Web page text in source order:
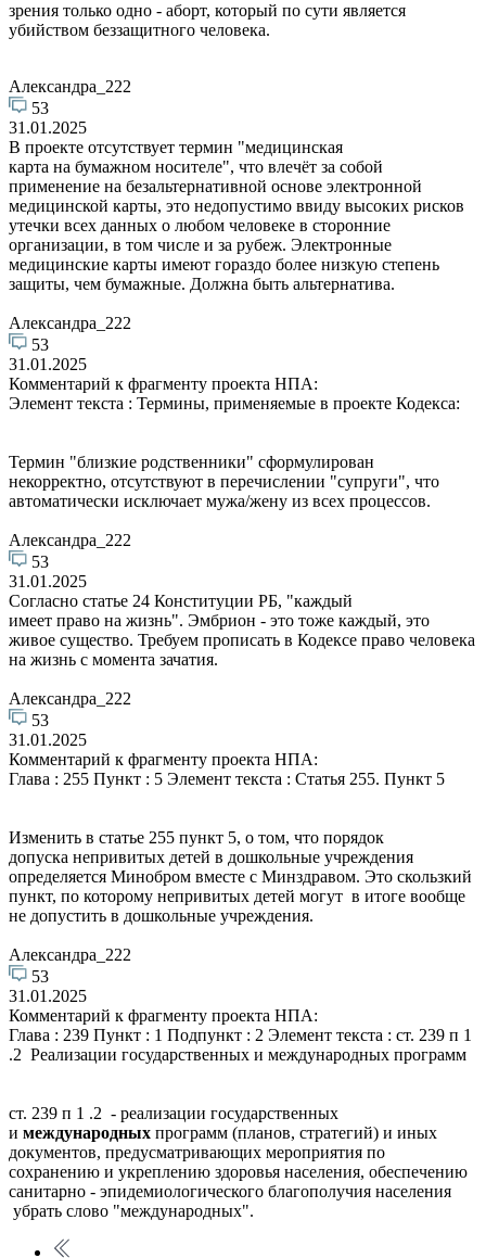
зрения только одно - аборт, который по сути является
убийством беззащитного человека.
Александра_222
53
31.01.2025
В проекте отсутствует термин "медицинская
карта на бумажном носителе", что влечёт за собой
применение на безальтернативной основе электронной
медицинской карты, это недопустимо ввиду высоких рисков
утечки всех данных о любом человеке в сторонние
организации, в том числе и за рубеж. Электронные
медицинские карты имеют гораздо более низкую степень
защиты, чем бумажные. Должна быть альтернатива.
Александра_222
53
31.01.2025
Комментарий к фрагменту проекта НПА:
Элемент текста : Термины, применяемые в проекте Кодекса:
Термин "близкие родственники" сформулирован
некорректно, отсутствуют в перечислении "супруги", что
автоматически исключает мужа/жену из всех процессов.
Александра_222
53
31.01.2025
Согласно статье 24 Конституции РБ, "каждый
имеет право на жизнь". Эмбрион - это тоже каждый, это
живое существо. Требуем прописать в Кодексе право человека
на жизнь с момента зачатия.
Александра_222
53
31.01.2025
Комментарий к фрагменту проекта НПА:
Глава : 255 Пункт : 5 Элемент текста : Статья 255. Пункт 5
Изменить в статье 255 пункт 5, о том, что порядок
допуска непривитых детей в дошкольные учреждения
определяется Минобром вместе с Минздравом. Это скользкий
пункт, по которому непривитых детей могут в итоге вообще
не допустить в дошкольные учреждения.
Александра_222
53
31.01.2025
Комментарий к фрагменту проекта НПА:
Глава : 239 Пункт : 1 Подпункт : 2 Элемент текста : ст. 239 п 1
.2 Реализации государственных и международных программ
ст. 239 п 1 .2 - реализации государственных
и международных программ (планов, стратегий) и иных
документов, предусматривающих мероприятия по
сохранению и укреплению здоровья населения, обеспечению
санитарно - эпидемиологического благополучия населения
убрать слово "международных".